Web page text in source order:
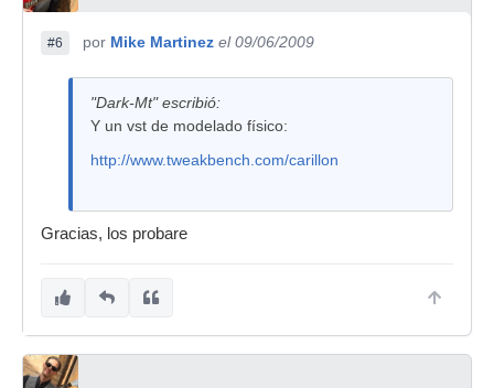
#6 por Mike Martinez el 09/06/2009
"Dark-Mt" escribió:
Y un vst de modelado físico:
http://www.tweakbench.com/carillon
Gracias, los probare